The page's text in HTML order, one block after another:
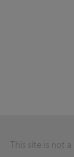
This site is not